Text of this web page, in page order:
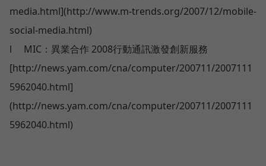
media.html](http://www.m-trends.org/2007/12/mobile-
social-media.html)
l
MIC：異業合作 2008行動通訊激發創新服務
[http://news.yam.com/cna/computer/200711/2007111
5962040.html]
(http://news.yam.com/cna/computer/200711/2007111
5962040.html)